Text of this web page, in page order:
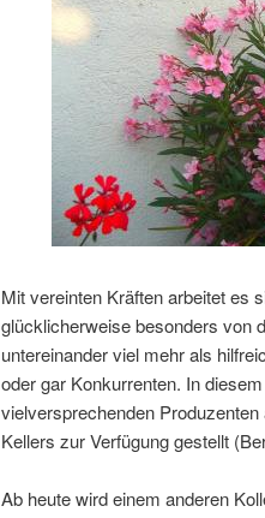
Mit vereinten Kräften arbeitet es
glücklicherweise besonders von
untereinander viel mehr als
oder gar Konkurrenten. In
vielversprechenden
Kellers zur Verfügung gestellt
Ab heute wird einem anderen